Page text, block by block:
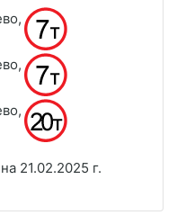
21.02.2025 г.